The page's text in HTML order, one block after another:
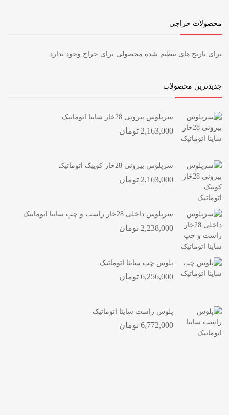
محصولات حراجی
برای تاریخ های تنظیم شده محصولی برای حراج وجود ندارد
جدیدترین محصولات
سرپلوس بیرونی 28خار ساینا اتوماتیک
2,163,000 تومان
سرپلوس بیرونی 28خار کوییک اتوماتیک
2,163,000 تومان
سرپلوس داخلی 28خار راست و چپ ساینا اتوماتیک
2,238,000 تومان
پلوس چپ ساینا اتوماتیک
6,256,000 تومان
پلوس راست ساینا اتوماتیک
6,772,000 تومان